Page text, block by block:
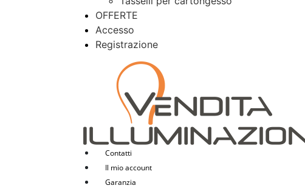
OFFERTE
Accesso
Registrazione
Contatti
Il mio account
Garanzia